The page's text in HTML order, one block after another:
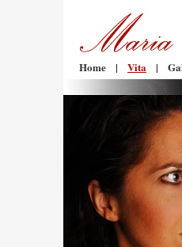
Home | Vita |